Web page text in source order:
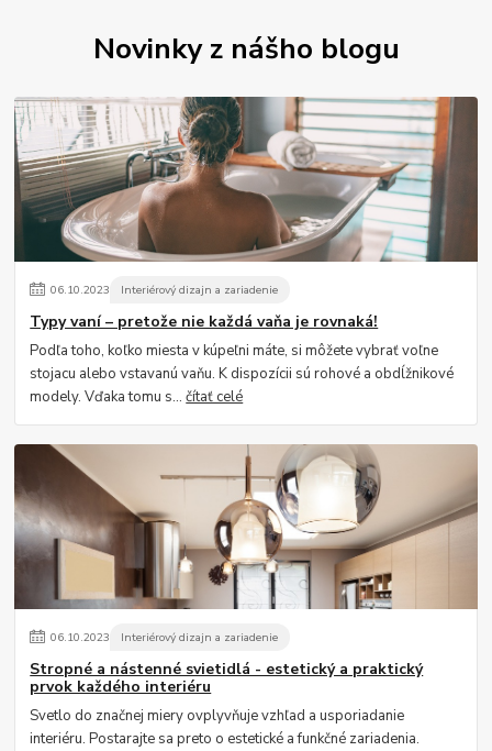
Novinky z nášho blogu
06.10.2023 Interiérový dizajn a zariadenie
Typy vaní – pretože nie každá vaňa je rovnaká!
Podľa toho, koľko miesta v kúpeľni máte, si môžete vybrať voľne
stojacu alebo vstavanú vaňu. K dispozícii sú rohové a obdĺžnikové
modely. Vďaka tomu s...čítať celé
06.10.2023 Interiérový dizajn a zariadenie
Stropné a nástenné svietidlá - estetický a praktický
prvok každého interiéru
Svetlo do značnej miery ovplyvňuje vzhľad a usporiadanie
interiéru. Postarajte sa preto o estetické a funkčné zariadenia.